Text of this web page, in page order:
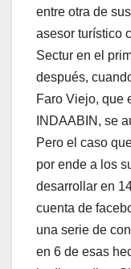
entre otra de
asesor turístico
Sectur en el
después,
Faro Viejo, que
INDAABIN, se
Pero el caso
por ende a los
desarrollar en
cuenta de
una serie de
en 6 de esas